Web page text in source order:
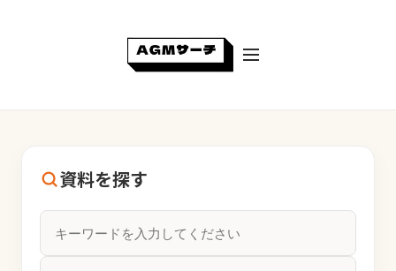
資料を探す